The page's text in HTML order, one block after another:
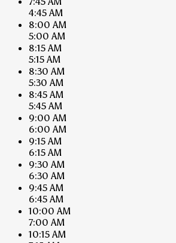
4:45 AM
8:00 AM
5:00 AM
8:15 AM
5:15 AM
8:30 AM
5:30 AM
8:45 AM
5:45 AM
9:00 AM
6:00 AM
9:15 AM
6:15 AM
9:30 AM
6:30 AM
9:45 AM
6:45 AM
10:00 AM
7:00 AM
10:15 AM